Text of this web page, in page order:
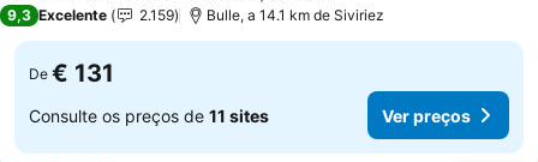
9,3 Excelente 2.159 Bulle, a 14.1 km de Siviriez
De € 131
Consulte os preços de 11 sites Ver preços